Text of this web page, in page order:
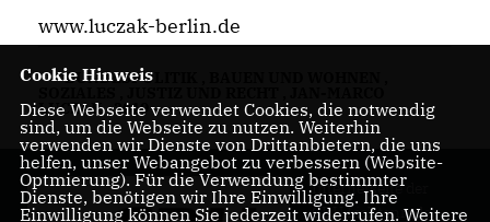
www.luczak-berlin.de
BUNDESPOLITIK
LUCZAK,2019
Internetseite der
CDU Lichtenrade
Cookie Hinweis
Diese Webseite verwendet Cookies, die notwendig
sind, um die Webseite zu nutzen. Weiterhin
verwenden wir Dienste von Drittanbietern, die uns
helfen, unser Webangebot zu verbessern (Website-
Optmierung). Für die Verwendung bestimmter
Dienste, benötigen wir Ihre Einwilligung. Ihre
Einwilligung können Sie jederzeit widerrufen. Weitere